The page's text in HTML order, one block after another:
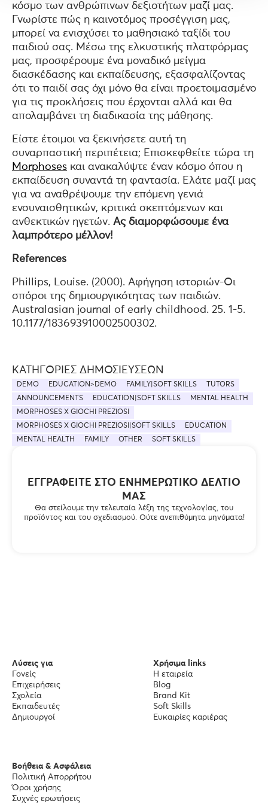
κόσμο των ανθρώπινων δεξιοτήτων μαζί μας.
Γνωρίστε πώς η καινοτόμος προσέγγιση μας,
μπορεί να ενισχύσει το μαθησιακό ταξίδι του
παιδιού σας. Μέσω της ελκυστικής πλατφόρμας
μας, προσφέρουμε ένα μοναδικό μείγμα
διασκέδασης και εκπαίδευσης, εξασφαλίζοντας
ότι το παιδί σας όχι μόνο θα είναι προετοιμασμένο
για τις προκλήσεις που έρχονται αλλά και θα
απολαμβάνει τη διαδικασία της μάθησης.
Είστε έτοιμοι να ξεκινήσετε αυτή τη
συναρπαστική περιπέτεια; Επισκεφθείτε τώρα τη
Morphoses και ανακαλύψτε έναν κόσμο όπου η
εκπαίδευση συναντά τη φαντασία. Ελάτε μαζί μας
για να αναθρέψουμε την επόμενη γενιά
ενσυναισθητικών, κριτικά σκεπτόμενων και
ανθεκτικών ηγετών. Ας διαμορφώσουμε ένα
λαμπρότερο μέλλον!
References
Phillips, Louise. (2000). Αφήγηση ιστοριών-Οι
σπόροι της δημιουργικότητας των παιδιών.
Australasian journal of early childhood. 25. 1-5.
10.1177/183693910002500302.
ΕΓΓΡΑΦΕΊΤΕ ΣΤΟ ΕΝΗΜΕΡΩΤΙΚΌ ΔΕΛΤΊΟ
ΜΑΣ
Θα στείλουμε την τελευταία λέξη της τεχνολογίας, του
προϊόντος και του σχεδιασμού. Ούτε ανεπιθύμητα μηνύματα!
ΚΑΤΗΓΟΡΊΕΣ ΔΗΜΟΣΙΕΎΣΕΩΝ
DEMO EDUCATION>DEMO FAMILY|SOFT SKILLS
TUTORS
ANNOUNCEMENTS
EDUCATION|SOFT SKILLS
MENTAL HEALTH
MORPHOSES X GIOCHI PREZIOSI
MORPHOSES X GIOCHI PREZIOSI|SOFT SKILLS
EDUCATION
MENTAL HEALTH
FAMILY OTHER SOFT SKILLS
Λύσεις για
Γονείς
Επιχειρήσεις
Σχολεία
Εκπαιδευτές
Δημιουργοί
Χρήσιμα links
Η εταιρεία
Blog
Brand Kit
Soft Skills
Ευκαιρίες καριέρας
Βοήθεια & Ασφάλεια
Πολιτική Απορρήτου
Όροι χρήσης
Συχνές ερωτήσεις